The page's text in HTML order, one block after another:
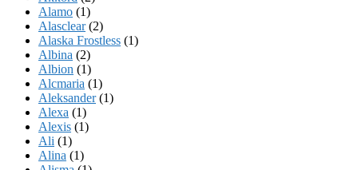
Alamo (1)
Alasclear(2)
Alaska Frostless (1)
Albina (2)
Albion (1)
Alcmaria (1)
Aleksander(1)
Alexa (1)
Alexis (1)
Ali (1)
Alina (1)